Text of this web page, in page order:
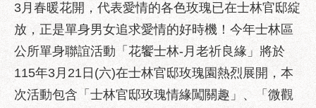
音
專
區
性
別
主
3月春暖花開，代表愛情的各色玫瑰已在士林官邸綻
放，正是單身男女追求愛情的好時機！今年士林區
公所單身聯誼活動「花饗士林-月老祈良緣」將於
115年3月21日(六)在士林官邸玫瑰園熱烈展開，本
次活動包含「士林官邸玫瑰情緣闖關趣」、「微觀